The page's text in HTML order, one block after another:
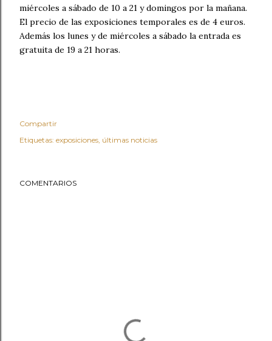
miércoles a sábado de 10 a 21 y domingos por la mañana.
El precio de las exposiciones temporales es de 4 euros.
Además los lunes y de miércoles a sábado la entrada es
gratuita de 19 a 21 horas.
Compartir
Etiquetas: exposiciones últimas noticias
COMENTARIOS